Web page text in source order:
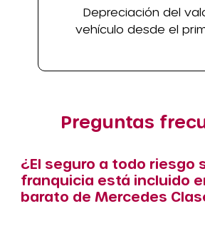
Depreciación del
vehículo desde el
Preguntas
¿El seguro a todo riesgo
franquicia está incluido
barato de Mercedes